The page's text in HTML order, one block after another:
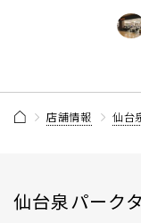
店舗情報 仙台
仙台泉パーク